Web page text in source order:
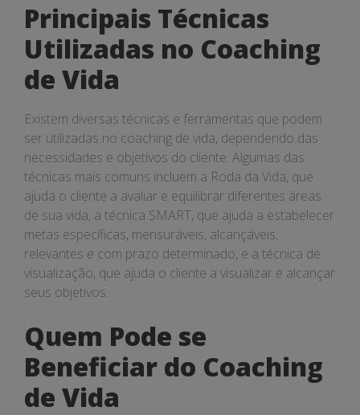
Principais Técnicas
Utilizadas no Coaching
de Vida
Existem diversas técnicas e ferramentas que podem
ser utilizadas no coaching de vida, dependendo das
necessidades e objetivos do cliente. Algumas das
técnicas mais comuns incluem a Roda da Vida, que
ajuda o cliente a avaliar e equilibrar diferentes áreas
de sua vida, a técnica SMART, que ajuda a estabelecer
metas específicas, mensuráveis, alcançáveis,
relevantes e com prazo determinado, e a técnica de
visualização, que ajuda o cliente a visualizar e alcançar
seus objetivos.
Quem Pode se
Beneficiar do Coaching
de Vida